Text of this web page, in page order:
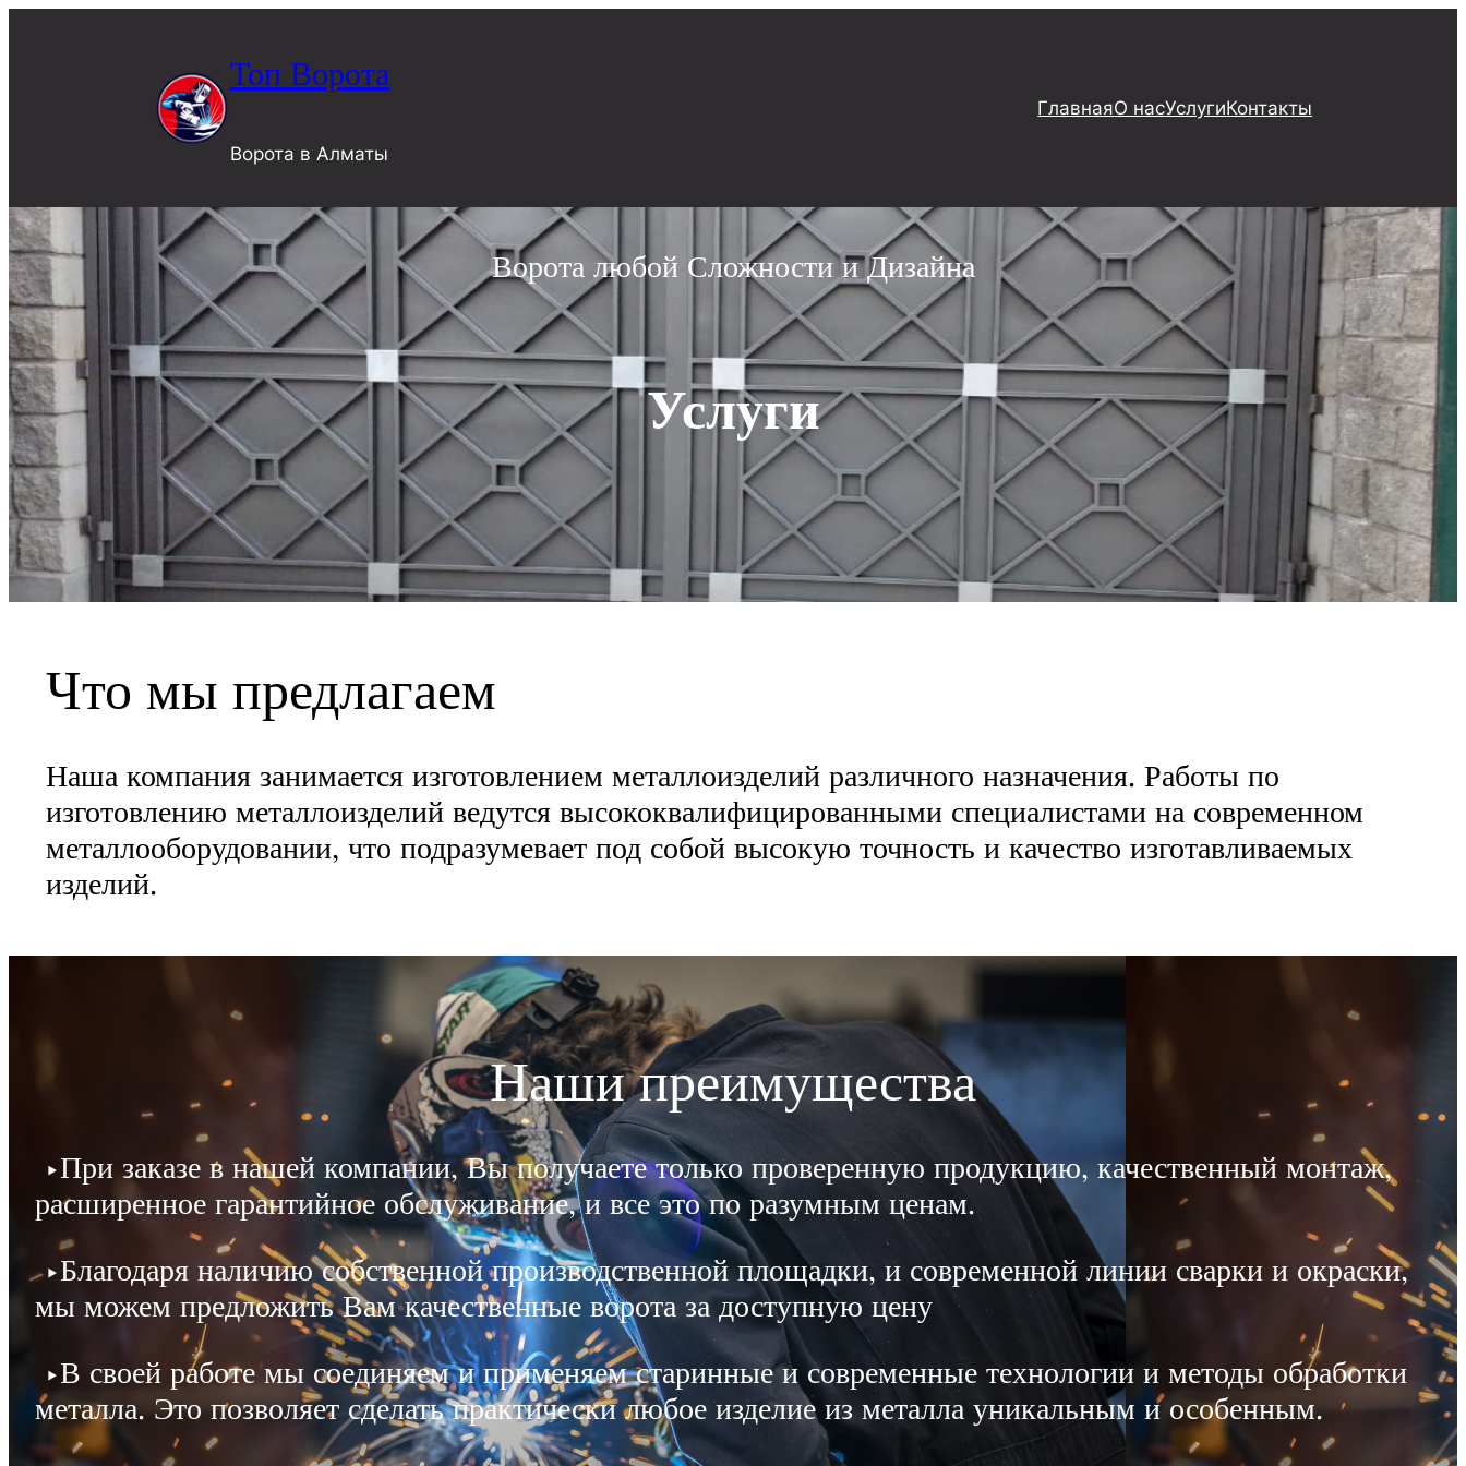
Топ Ворота
Ворота в Алматы
ГлавнаяО насУслугиКонтакты
Ворота любой Сложности и Дизайна
Услуги
Что мы предлагаем
Наша компания занимается изготовлением металлоизделий различного назначения. Работы по
изготовлению металлоизделий ведутся высококвалифицированными специалистами на современном
металлооборудовании, что подразумевает под собой высокую точность и качество изготавливаемых
изделий.
Наши преимущества
▶При заказе в нашей компании, Вы получаете только проверенную продукцию, качественный монтаж,
расширенное гарантийное обслуживание, и все это по разумным ценам.
▶Благодаря наличию собственной производственной площадки, и современной линии сварки и окраски,
мы можем предложить Вам качественные ворота за доступную цену
▶В своей работе мы соединяем и применяем старинные и современные технологии и методы обработки
металла. Это позволяет сделать практически любое изделие из металла уникальным и особенным.